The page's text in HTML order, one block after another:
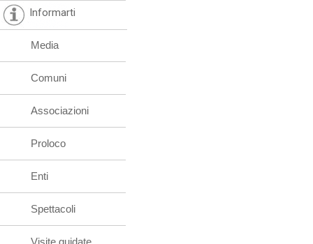
Informarti
Media
Comuni
Associazioni
Proloco
Enti
Spettacoli
Visite guidate